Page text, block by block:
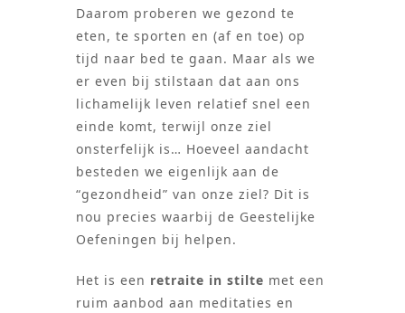
Daarom proberen we gezond te
eten, te sporten en (af en toe) op
tijd naar bed te gaan. Maar als we
er even bij stilstaan dat aan ons
lichamelijk leven relatief snel een
einde komt, terwijl onze ziel
onsterfelijk is… Hoeveel aandacht
besteden we eigenlijk aan de
“gezondheid” van onze ziel? Dit is
nou precies waarbij de Geestelijke
Oefeningen bij helpen.
Het is een retraite in stilte met een
ruim aanbod aan meditaties en